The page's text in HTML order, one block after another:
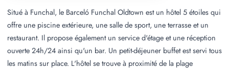
Situé à Funchal, le Barceló Funchal Oldtown est un hôtel 5 étoiles qui
offre une piscine extérieure, une salle de sport, une terrasse et un
restaurant. Il propose également un service d'étage et une réception
ouverte 24h/24 ainsi qu'un bar. Un petit-déjeuner buffet est servi tous
les matins sur place. L'hôtel se trouve à proximité de la plage